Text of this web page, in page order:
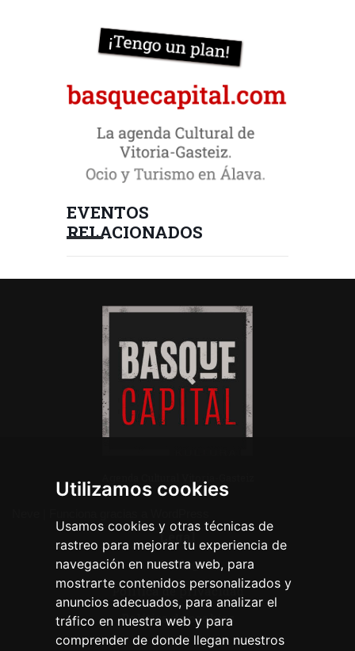
Utilizamos cookies
Usamos cookies y otras técnicas de
rastreo para mejorar tu experiencia de
navegación en nuestra web, para
mostrarte contenidos personalizados y
anuncios adecuados, para analizar el
tráfico en nuestra web y para
comprender de donde llegan nuestros
EVENTOS
RELACIONADOS
Legal
Aviso legal
Política de privacidad
Política de cookies